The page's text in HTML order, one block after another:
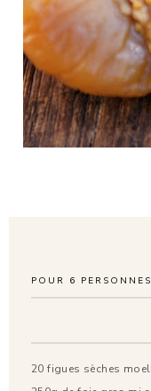
POUR 6 PERSONNES
20 figues sèches